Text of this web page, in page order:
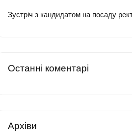
Зустріч з кандидатом на посаду
Останні коментарі
Архіви